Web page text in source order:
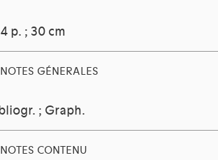
p. ; 30 cm
NOTES GÉNERALES
; Graph.
NOTES CONTENU